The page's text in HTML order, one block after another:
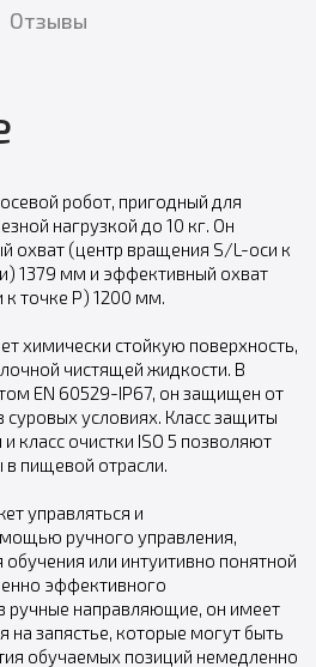
Отзывы
робот, пригодный для
нагрузкой до 10 кг. Он
охват (центр вращения S/L-оси к
1379 мм и эффективный охват
точке P) 1200 мм.
химически стойкую поверхность,
чистящей жидкости. В
EN 60529-IP67, он защищен от
условиях. Класс защиты
класс очистки ISO 5 позволяют
в пищевой отрасли.
управляться и
ручного управления,
или интуитивно понятной
эффективного
ручные направляющие, он имеет
на запястье, которые могут быть
обучаемых позиций немедленно